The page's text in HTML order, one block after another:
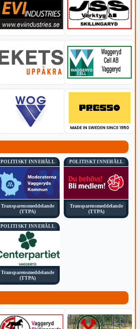
POLITISKT INNEHÅLL
Transparensmeddelande
(TTPA)
POLITISKT INNEHÅLL
Transparensmeddelande
(TTPA)
POLITISKT INNEHÅLL
Transparensmeddelande
(TTPA)